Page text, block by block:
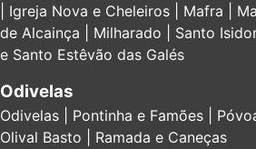
| Igreja Nova e Cheleiros | Mafra |
de Alcainça | Milharado | Santo
e Santo Estêvão das Galés
Odivelas
Odivelas | Pontinha e Famões |
Olival Basto | Ramada e Caneças